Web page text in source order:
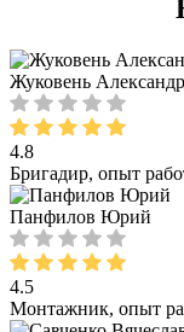
Жуковень Александр
4.8
Бригадир, опыт
Панфилов Юрий
4.5
Монтажник, опыт